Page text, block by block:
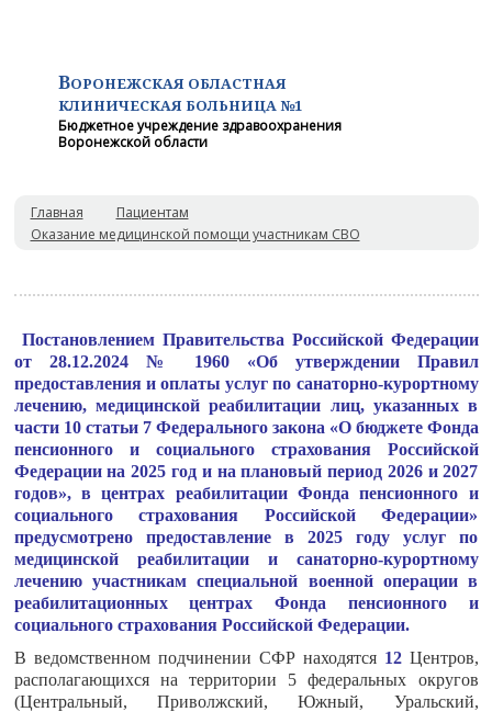
ВОРОНЕЖСКАЯ ОБЛАСТНАЯ
КЛИНИЧЕСКАЯ БОЛЬНИЦА №1
Бюджетное учреждение здравоохранения
Воронежской области
Главная
Пациентам
Оказание медицинской помощи участникам СВО
Постановлением Правительства Российской Федерации
от 28.12.2024 № 1960 «Об утверждении Правил
предоставления и оплаты услуг по санаторно-курортному
лечению, медицинской реабилитации лиц, указанных в
части 10 статьи 7 Федерального закона «О бюджете Фонда
пенсионного и социального страхования Российской
Федерации на 2025 год и на плановый период 2026 и 2027
годов», в центрах реабилитации Фонда пенсионного и
социального страхования Российской Федерации»
предусмотрено предоставление в 2025 году услуг по
медицинской реабилитации и санаторно-курортному
лечению участникам специальной военной операции в
реабилитационных центрах Фонда пенсионного и
социального страхования Российской Федерации.
В ведомственном подчинении СФР находятся12 Центров,
располагающихся на территории 5 федеральных округов
(Центральный, Приволжский, Южный, Уральский,